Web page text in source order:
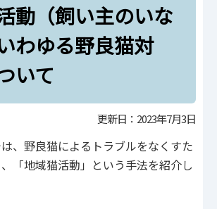
活動（飼い主のいない猫、いわゆる野良
）について
動（飼い主のいな
わゆる野良猫対
いて
更新日：2023年7月3日
、野良猫によるトラブルをなくすた
「地域猫活動」という手法を紹介し